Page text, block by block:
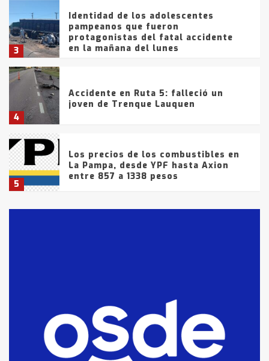
3
Identidad de los adolescentes
pampeanos que fueron
protagonistas del fatal accidente
en la mañana del lunes
4
Accidente en Ruta 5: falleció un
joven de Trenque Lauquen
5
Los precios de los combustibles en
La Pampa, desde YPF hasta Axion
entre 857 a 1338 pesos
fueron detenidos por
comercialización de drogas en la
tarde del sábado
T.Lauquen: se vendió el edificio de